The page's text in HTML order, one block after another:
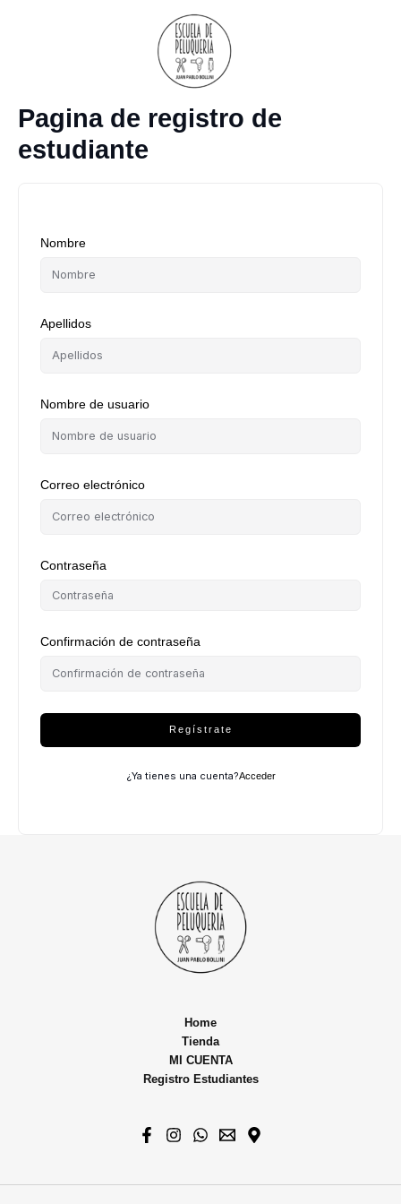
Pagina de registro de
estudiante
Nombre
Apellidos
Nombre de usuario
Correo electrónico
Contraseña
Confirmación de contraseña
Regístrate
¿Ya tienes una cuenta?Acceder
Home
Tienda
MI CUENTA
Registro Estudiantes